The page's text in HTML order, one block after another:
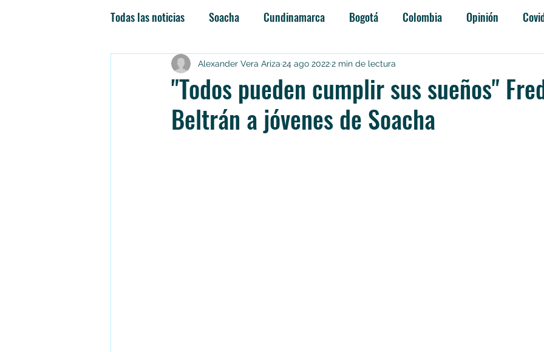
Todas las noticias Soacha Cundinamarca Bogotá Colombia Opinión
Las nuevas soachunidades Categoría sin título
"Todos pueden cumplir sus sueños"
Beltrán a jóvenes de Soacha
Alexander Vera Ariza 24 ago 20222 min de lectura